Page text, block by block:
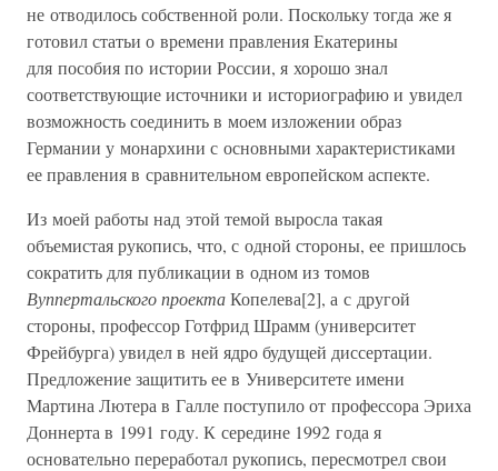
не отводилось собственной роли. Поскольку тогда же я
готовил статьи о времени правления Екатерины
для пособия по истории России, я хорошо знал
соответствующие источники и историографию и увидел
возможность соединить в моем изложении образ
Германии у монархини с основными характеристиками
ее правления в сравнительном европейском аспекте.
Из моей работы над этой темой выросла такая
объемистая рукопись, что, с одной стороны, ее пришлось
сократить для публикации в одном из томов
Вуппертальского проектаКопелева[2], а с другой
стороны, профессор Готфрид Шрамм (университет
Фрейбурга) увидел в ней ядро будущей диссертации.
Предложение защитить ее в Университете имени
Мартина Лютера в Галле поступило от профессора Эриха
Доннерта в 1991 году. К середине 1992 года я
основательно переработал рукопись, пересмотрел свои